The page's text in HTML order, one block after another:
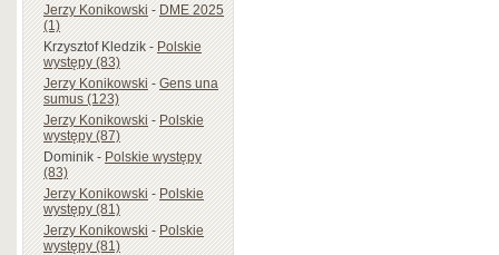
Jerzy Konikowski-DME 2025
(1)
Krzysztof Kledzik-Polskie
występy (83)
Jerzy Konikowski-Gens una
sumus (123)
Jerzy Konikowski-Polskie
występy (87)
Dominik-Polskie występy
(83)
Jerzy Konikowski-Polskie
występy (81)
Jerzy Konikowski-Polskie
występy (81)